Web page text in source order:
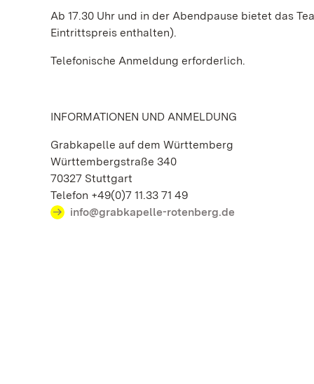
Ab 17.30 Uhr und in der Abendpause bietet das
Eintrittspreis enthalten).
Telefonische Anmeldung erforderlich.
INFORMATIONEN UND ANMELDUNG
Grabkapelle auf dem Württemberg
Württembergstraße 340
70327 Stuttgart
Telefon +49(0)7 11.33 71 49
info@grabkapelle-rotenberg.de